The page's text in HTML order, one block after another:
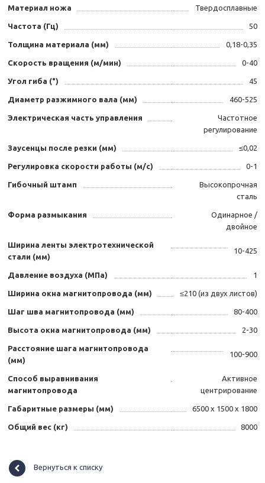
Материал ножа Твердосплавные
Частота (Гц) 50
Толщина материала (мм) 0,18-0,35
Скорость вращения (м/мин) 0-40
Угол гиба (°) 45
Диаметр разжимного вала (мм) 460-525
Электрическая часть управления
Частотное
регулирование
Заусенцы после резки (мм) ≤0,02
Регулировка скорости работы (м/с) 0-1
Гибочный штамп
Высокопрочная
сталь
Форма размыкания
Одинарное /
двойное
Ширина ленты электротехнической
стали (мм)
10-425
Давление воздуха (МПа) 1
Ширина окна магнитопровода (мм) ≤210 (из двух листов)
Шаг шва магнитопровода (мм) 80-400
Высота окна магнитопровода (мм) 2-30
Расстояние шага магнитопровода
(мм)
100-900
Способ выравнивания
магнитопровода
Активное
центрирование
Габаритные размеры (мм) 6500 х 1500 х 1800
Общий вес (кг) 8000
Вернуться к списку